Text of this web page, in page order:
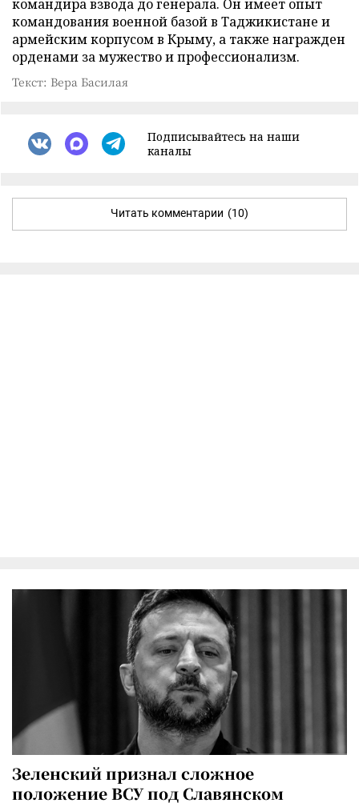
командира взвода до генерала. Он имеет опыт
командования военной базой в Таджикистане и
армейским корпусом в Крыму, а также награжден
орденами за мужество и профессионализм.
Текст: Вера Басилая
Подписывайтесь на наши
каналы
Читать комментарии (10)
Зеленский признал сложное
положение ВСУ под Славянском